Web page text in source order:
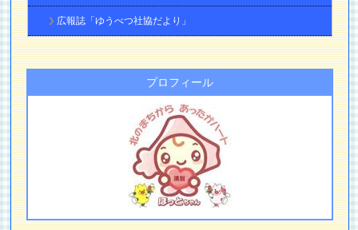
広報誌「ゆうべつ社協だより」
プロフィール